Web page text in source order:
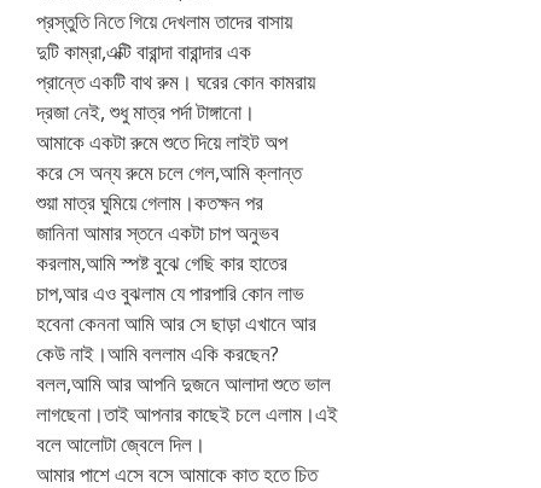
প্রস্তুতি নিতে গিয়ে দেখলাম তাদের বাসায়
দুটি কাম্রা,এক্টি বারান্দা বারান্দার এক
প্রান্তে একটি বাথ রুম। ঘরের কোন কামরায়
দ্রজা নেই, শুধু মাত্র পর্দা টাঙ্গানো।
আমাকে একটা রুমে শুতে দিয়ে লাইট অপ
করে সে অন্য রুমে চলে গেল,আমি ক্লান্ত
শুয়া মাত্র ঘুমিয়ে গেলাম।কতক্ষন পর
জানিনা আমার স্তনে একটা চাপ অনুভব
করলাম,আমি স্পষ্ট বুঝে গেছি কার হাতের
চাপ,আর এও বুঝলাম যে পারপারি কোন লাভ
হবেনা কেননা আমি আর সে ছাড়া এখানে আর
কেউ নাই।আমি বললাম একি করছেন?
বলল,আমি আর আপনি দুজনে আলাদা শুতে ভাল
লাগছেনা।তাই আপনার কাছেই চলে এলাম।এই
বলে আলোটা জ্বেলে দিল।
আমার পাশে এসে বসে আমাকে কাত হতে চিত